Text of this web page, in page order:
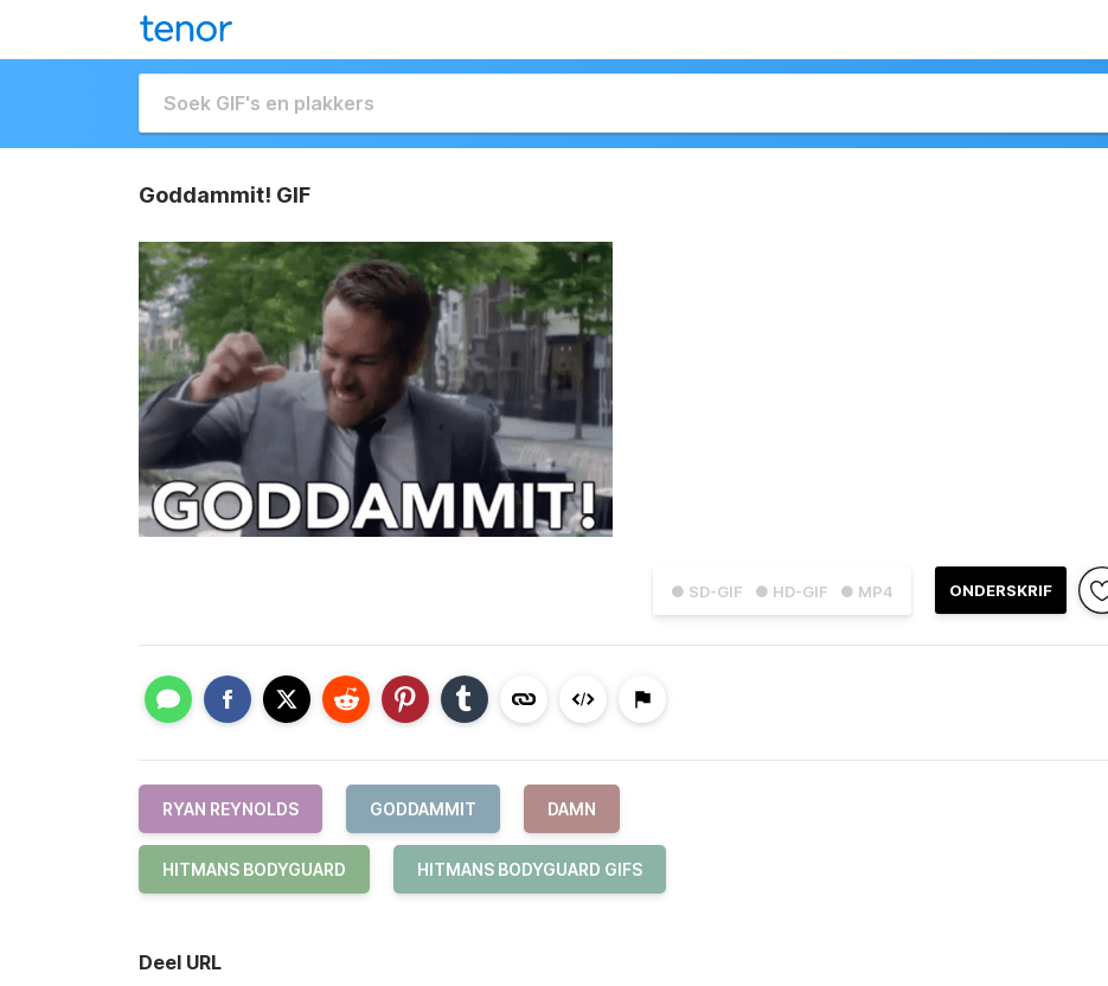
Goddammit! GIF
● SD-GIF ● HD-GIF ● MP4 ONDERSKRIF
RYAN REYNOLDS GODDAMMIT DAMN
HITMANS BODYGUARD HITMANS BODYGUARD GIFS
Deel URL